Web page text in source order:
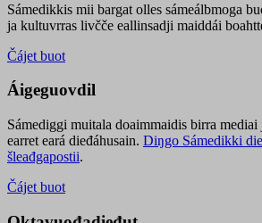
Sámedikkis mii bargat olles sámeálbmoga
ja kultuvrras livčče eallinsadji maiddái
Čájet buot
Áigeguovdil
Sámediggi muitala doaimmaidis birra mediai
earret eará dieđáhusain. Diŋgo Sámedikki
šleađgapostii.
Čájet buot